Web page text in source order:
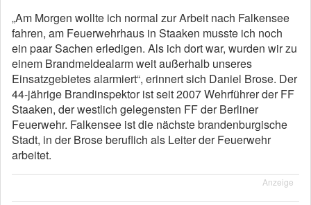
„Am Morgen wollte ich normal zur Arbeit nach Falkensee
fahren, am Feuerwehrhaus in Staaken musste ich noch
ein paar Sachen erledigen. Als ich dort war, wurden wir zu
einem Brandmeldealarm weit außerhalb unseres
Einsatzgebietes alarmiert“, erinnert sich Daniel Brose. Der
44-jährige Brandinspektor ist seit 2007 Wehrführer der FF
Staaken, der westlich gelegensten FF der Berliner
Feuerwehr. Falkensee ist die nächste brandenburgische
Stadt, in der Brose beruflich als Leiter der Feuerwehr
arbeitet.
Anzeige